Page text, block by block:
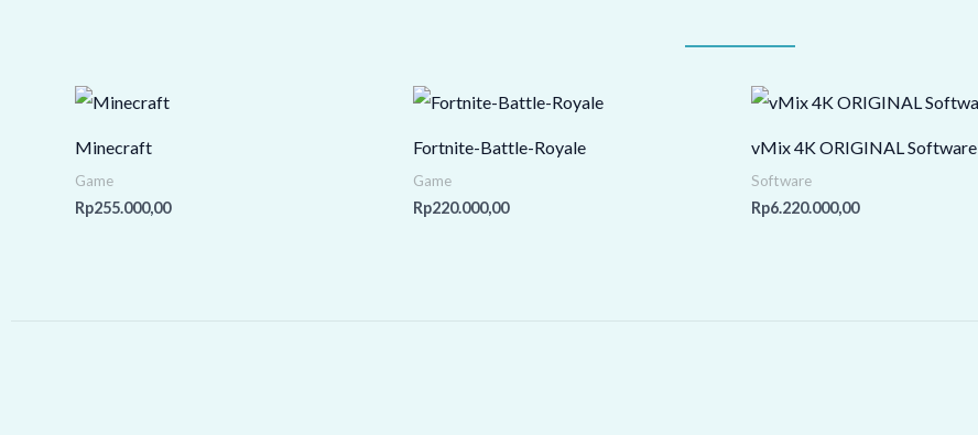
Minecraft
Game
Rp255.000,00
Fortnite-Battle-Royale
Game
Rp220.000,00
vMix 4K ORIGINAL Software
Software
Rp6.220.000,00